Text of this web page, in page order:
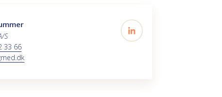
S
33 66